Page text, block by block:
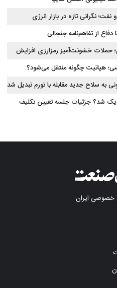
نگرانی تازه در بازار انرژی
از تفاهم‌نامه جنجالی
حملات خشونت‌آمیز رمزارزی افزایش
هپاتیت چگونه منتقل می‌شود؟
به سلاح جدید مقابله با تورم تبدیل شد
شد؟ جزئیات جلسه تعیین تکلیف
ایران